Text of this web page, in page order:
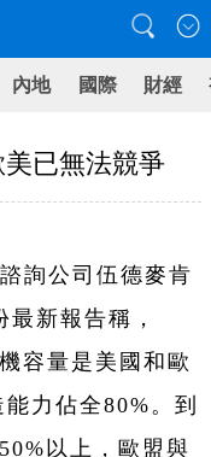
內地 國際 財經
已無法競爭
詢公司伍德麥肯
新報告稱，
容量是美國和歐
力佔全80%。到
以上，歐盟與